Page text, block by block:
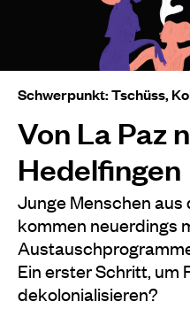
Schwerpunkt: Tschüss,
Von La Paz
Hedelfingen
Junge Menschen aus
kommen neuerdings
Ein erster Schritt, um
dekolonialisieren?